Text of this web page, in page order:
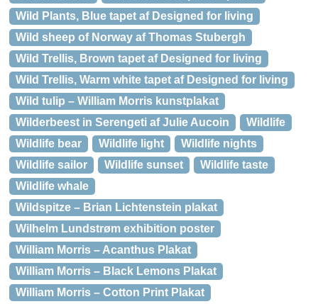
Wild Plants, Blue tapet af Designed for living
Wild sheep of Norway af Thomas Stubergh
Wild Trellis, Brown tapet af Designed for living
Wild Trellis, Warm white tapet af Designed for living
Wild tulip – William Morris kunstplakat
Wilderbeest in Serengeti af Julie Aucoin
Wildlife
Wildlife bear
Wildlife light
Wildlife nights
Wildlife sailor
Wildlife sunset
Wildlife taste
Wildlife whale
Wildspitze – Brian Lichtenstein plakat
Wilhelm Lundstrøm exhibition poster
William Morris – Acanthus Plakat
William Morris – Black Lemons Plakat
William Morris – Cotton Print Plakat